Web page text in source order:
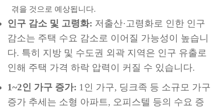
겪을 것으로 예상됩니다.
인구 감소 및 고령화: 저출산·고령화로 인한 인구
감소는 주택 수요 감소로 이어질 가능성이 높습니
다. 특히 지방 및 수도권 외곽 지역은 인구 유출로
인해 주택 가격 하락 압력이 커질 수 있습니다.
1~2인 가구 증가: 1인 가구, 딩크족 등 소규모 가구
증가 추세는 소형 아파트, 오피스텔 등의 수요 증